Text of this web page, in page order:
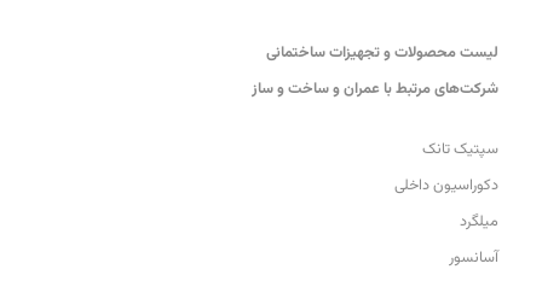
لیست محصولات و تجهیزات ساختمانی
شرکت‌های مرتبط با عمران و ساخت و ساز
سپتیک تانک
دکوراسیون داخلی
میلگرد
آسانسور